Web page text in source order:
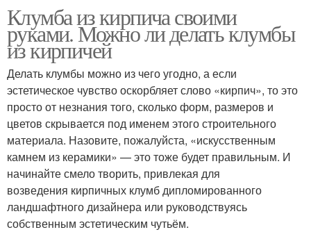
Клумба из кирпича своими
руками. Можно ли делать клумбы
из кирпичей
Делать клумбы можно из чего угодно, а если
эстетическое чувство оскорбляет слово «кирпич», то это
просто от незнания того, сколько форм, размеров и
цветов скрывается под именем этого строительного
материала. Назовите, пожалуйста, «искусственным
камнем из керамики» — это тоже будет правильным. И
начинайте смело творить, привлекая для
возведения кирпичных клумб дипломированного
ландшафтного дизайнера или руководствуясь
собственным эстетическим чутьём.